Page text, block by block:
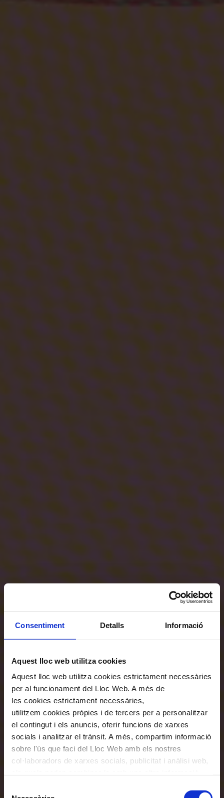
Consentiment Detalls Informació
Aquest lloc web utilitza cookies
Aquest lloc web utilitza cookies estrictament necessàries
per al funcionament del Lloc Web. A més de
les cookies estrictament necessàries,
utilitzem cookies pròpies i de tercers per a personalitzar
el contingut i els anuncis, oferir funcions de xarxes
socials i analitzar el trànsit. A més, compartim informació
sobre l'ús que faci del Lloc Web amb els nostres
col·laboradors de xarxes socials, publicitat i anàlisi web,